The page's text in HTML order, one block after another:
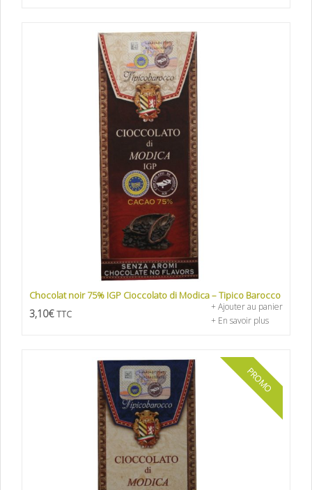
Chocolat noir 75% IGP Cioccolato di Modica – Tipico Barocco
3,10€ TTC
+ Ajouter au panier
+ En savoir plus
PROMO